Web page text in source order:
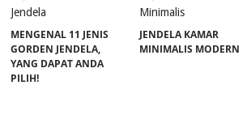
MENGENAL 11 JENIS
GORDEN JENDELA,
YANG DAPAT ANDA
PILIH!
JENDELA KAMAR
MINIMALIS MODERN